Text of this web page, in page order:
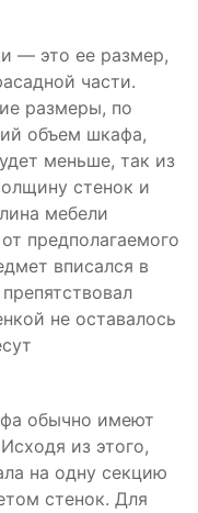
— это ее размер,
части.
размеры, по
объем шкафа,
меньше, так из
стенок и
мебели
предполагаемого
вписался в
не оставалось
обычно имеют
из этого,
на одну секцию
стенок. Для